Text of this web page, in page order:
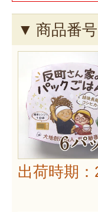
商品番
出荷時期：